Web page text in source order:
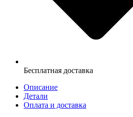
Бесплатная доставка
Описание
Детали
Оплата и доставка